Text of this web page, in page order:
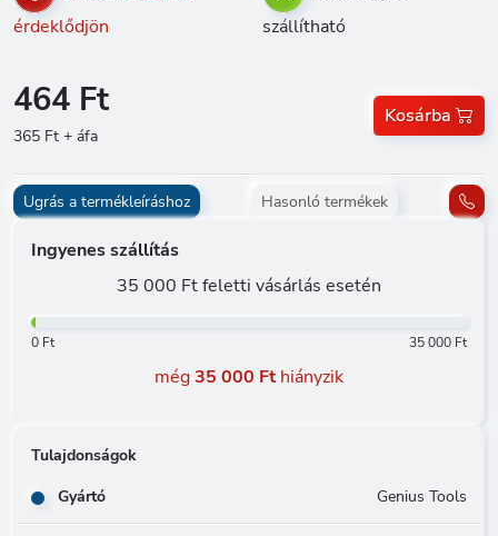
érdeklődjön
szállítható
464 Ft
365 Ft + áfa
Kosárba
Ugrás a termékleíráshoz Hasonló termékek
Ingyenes szállítás
35 000 Ft feletti vásárlás esetén
0 Ft 35 000 Ft
még35 000 Fthiányzik
Tulajdonságok
Gyártó
Genius Tools